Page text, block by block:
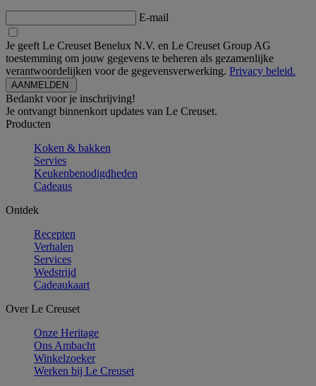
E-mail
Je geeft Le Creuset Benelux N.V. en Le Creuset Group AG
toestemming om jouw gegevens te beheren als gezamenlijke
verantwoordelijken voor de gegevensverwerking. Privacy beleid.
Bedankt voor je inschrijving!
Je ontvangt binnenkort updates van Le Creuset.
Producten
Koken & bakken
Servies
Keukenbenodigdheden
Cadeaus
Ontdek
Recepten
Verhalen
Services
Wedstrijd
Cadeaukaart
Over Le Creuset
Onze Heritage
Ons Ambacht
Winkelzoeker
Werken bij Le Creuset